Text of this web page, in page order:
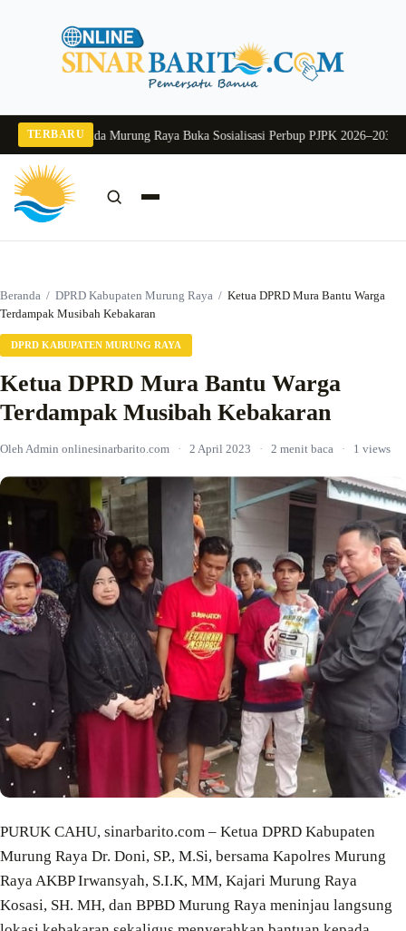
TERBARU
Pj Sekda Murung Raya Buka Sosialisasi Perbup PJPK 2026–2030
Beranda / DPRD Kabupaten Murung Raya / Ketua DPRD Mura Bantu Warga
Terdampak Musibah Kebakaran
DPRD KABUPATEN MURUNG RAYA
Ketua DPRD Mura Bantu Warga
Terdampak Musibah Kebakaran
Oleh Admin onlinesinarbarito.com · 2 April 2023 · 2 menit baca · 1 views
PURUK CAHU, sinarbarito.com – Ketua DPRD Kabupaten
Murung Raya Dr. Doni, SP., M.Si, bersama Kapolres Murung
Raya AKBP Irwansyah, S.I.K, MM, Kajari Murung Raya
Kosasi, SH. MH, dan BPBD Murung Raya meninjau langsung